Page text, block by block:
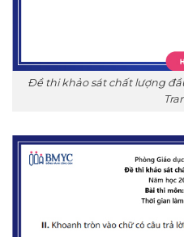
Đề thi khảo sát chất lượng